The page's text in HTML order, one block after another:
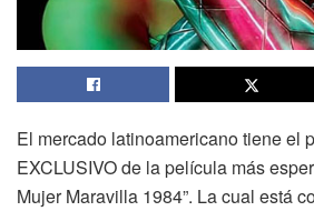
El mercado latinoamericano tiene el
EXCLUSIVO de la película más
Mujer Maravilla 1984”. La cual está